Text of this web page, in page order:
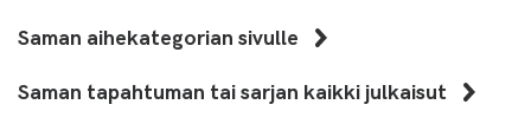
Saman aihekategorian sivulle
Saman tapahtuman tai sarjan kaikki julkaisut